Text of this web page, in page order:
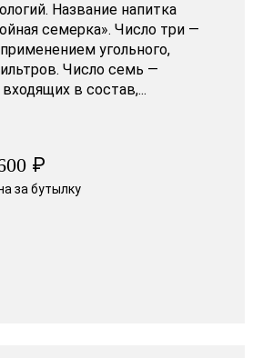
Название напитка
семерка». Число три —
угольного,
Число семь —
в состав,...
₽
за бутылку